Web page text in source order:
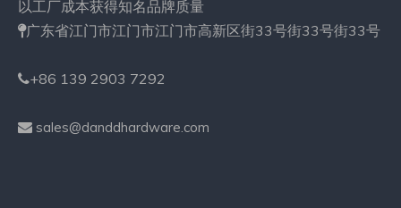
以工厂成本获得知名品牌质量
广东省江门市江门市江门市高新区街33号街33号街33号
+86 139 2903 7292
 sales@danddhardware.com